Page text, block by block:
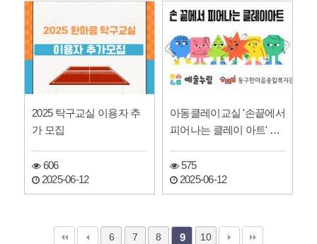
2025 탁구교실 이용자 추
가 모집
606
2025-06-12
아동클레이교실 '손끝에서
피어나는 클레이 아트' 참
575
2025-06-12
6 7 8 9 10